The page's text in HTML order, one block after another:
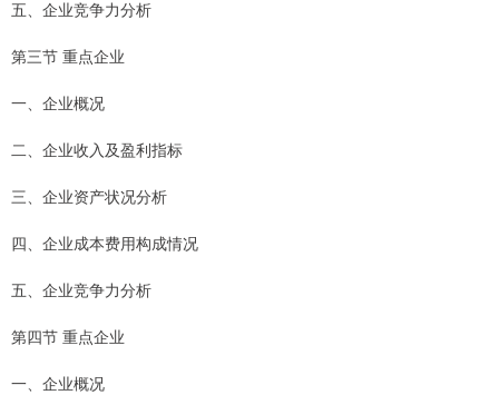
五、企业竞争力分析
第三节 重点企业
一、企业概况
二、企业收入及盈利指标
三、企业资产状况分析
四、企业成本费用构成情况
五、企业竞争力分析
第四节 重点企业
一、企业概况